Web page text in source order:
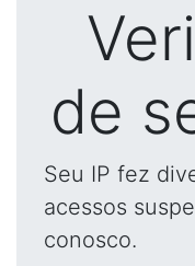
de
Seu IP fez
acessos
conosco.